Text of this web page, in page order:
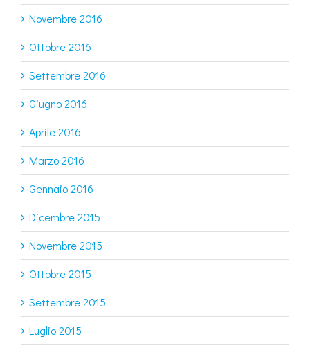
Novembre 2016
Ottobre 2016
Settembre 2016
Giugno 2016
Aprile 2016
Marzo 2016
Gennaio 2016
Dicembre 2015
Novembre 2015
Ottobre 2015
Settembre 2015
Luglio 2015